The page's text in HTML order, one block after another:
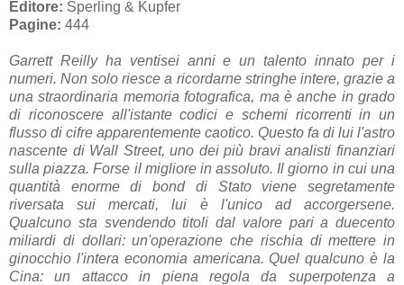
Editore: Sperling & Kupfer
Pagine: 444
Garrett Reilly ha ventisei anni e un talento innato per i
numeri. Non solo riesce a ricordarne stringhe intere, grazie a
una straordinaria memoria fotografica, ma è anche in grado
di riconoscere all'istante codici e schemi ricorrenti in un
flusso di cifre apparentemente caotico. Questo fa di lui l'astro
nascente di Wall Street, uno dei più bravi analisti finanziari
sulla piazza. Forse il migliore in assoluto. Il giorno in cui una
quantità enorme di bond di Stato viene segretamente
riversata sui mercati, lui è l'unico ad accorgersene.
Qualcuno sta svendendo titoli dal valore pari a duecento
miliardi di dollari: un'operazione che rischia di mettere in
ginocchio l'intera economia americana. Quel qualcuno è la
Cina: un attacco in piena regola da superpotenza a